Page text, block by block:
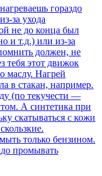
гораздо
за ухода
не до конца был
и т.д.) или из-за
должен, не
тебя этот движок
маслу. Нагрей
в стакан, например.
(по текучести —
А синтетика при
скатываться с кожи
только бензином.
промывать